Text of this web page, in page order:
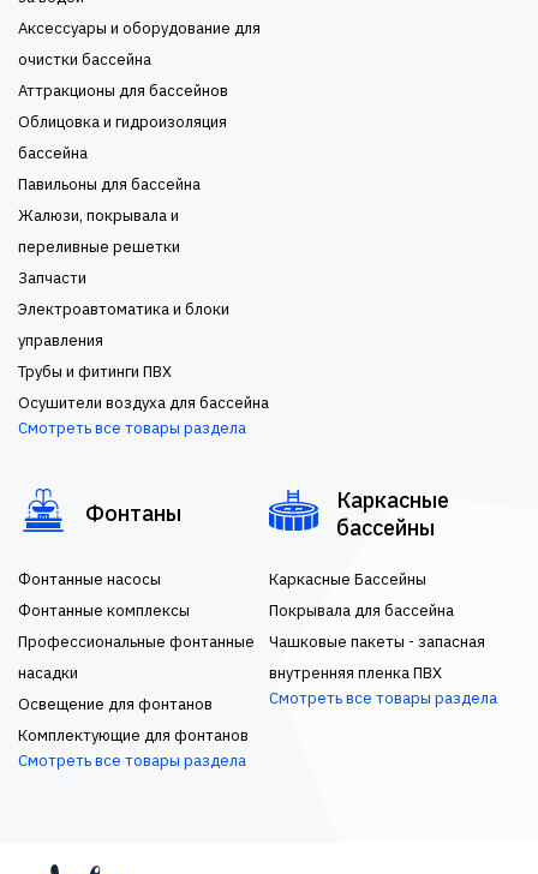
Аксессуары и оборудование для
очистки бассейна
Аттракционы для бассейнов
Облицовка и гидроизоляция
бассейна
Павильоны для бассейна
Жалюзи, покрывала и
переливные решетки
Запчасти
Электроавтоматика и блоки
управления
Трубы и фитинги ПВХ
Осушители воздуха для бассейна
Смотреть все товары раздела
Фонтаны
Фонтанные насосы
Фонтанные комплексы
Профессиональные фонтанные
насадки
Освещение для фонтанов
Комплектующие для фонтанов
Смотреть все товары раздела
Каркасные
бассейны
Каркасные Бассейны
Покрывала для бассейна
Чашковые пакеты - запасная
внутренняя пленка ПВХ
Смотреть все товары раздела